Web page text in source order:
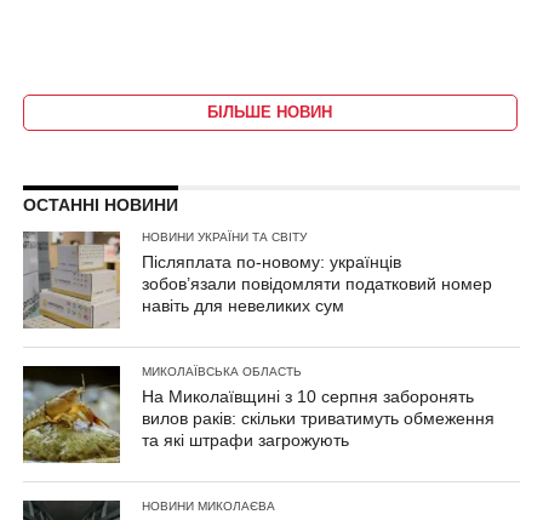
БІЛЬШЕ НОВИН
ОСТАННІ НОВИНИ
НОВИНИ УКРАЇНИ ТА СВІТУ
Післяплата по-новому: українців
зобов’язали повідомляти податковий номер
навіть для невеликих сум
МИКОЛАЇВСЬКА ОБЛАСТЬ
На Миколаївщині з 10 серпня заборонять
вилов раків: скільки триватимуть обмеження
та які штрафи загрожують
НОВИНИ МИКОЛАЄВА